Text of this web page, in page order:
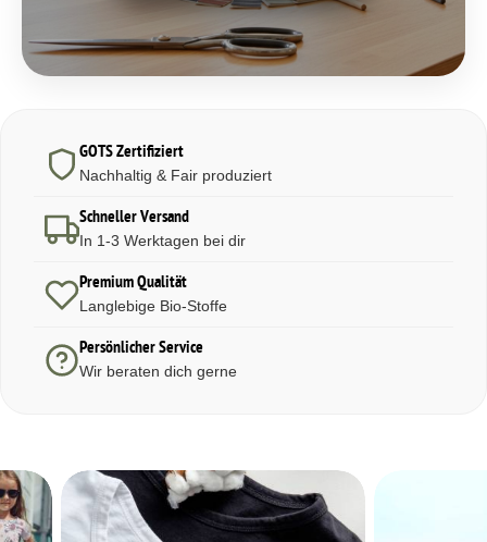
GOTS Zertifiziert
Nachhaltig & Fair produziert
Schneller Versand
In 1-3 Werktagen bei dir
Premium Qualität
Langlebige Bio-Stoffe
Persönlicher Service
Wir beraten dich gerne